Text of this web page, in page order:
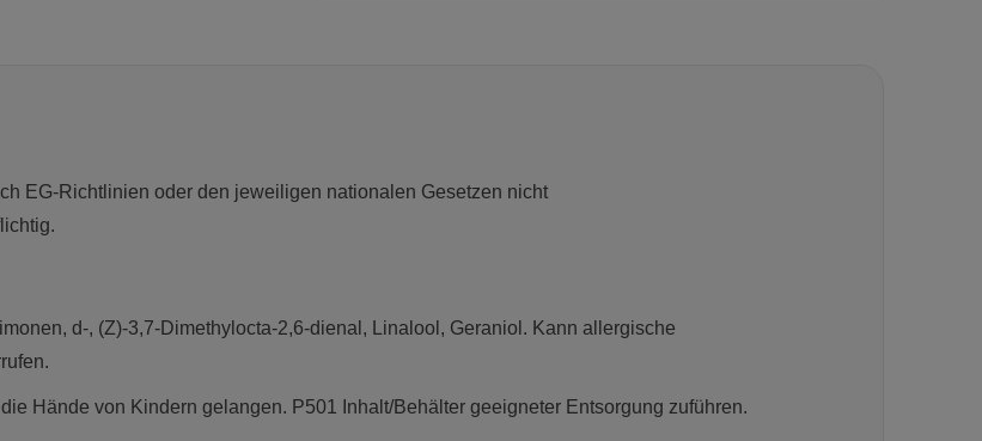
EG-Richtlinien oder den jeweiligen nationalen Gesetzen nicht
d-, (Z)-3,7-Dimethylocta-2,6-dienal, Linalool, Geraniol. Kann allergische
Hände von Kindern gelangen. P501 Inhalt/Behälter geeigneter Entsorgung zuführen.